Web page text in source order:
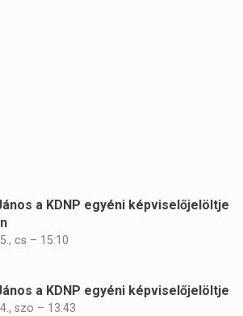
a KDNP egyéni képviselőjelöltje
cs – 15:10
a KDNP egyéni képviselőjelöltje
szo – 13:43